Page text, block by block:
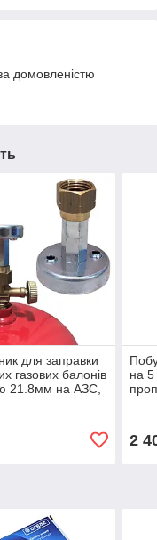
домовленістю
для заправки
газових балонів
21.8мм на АЗС,
на 5
2